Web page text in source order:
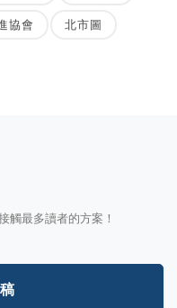
協會 北市圖
觸最多讀者的方案！